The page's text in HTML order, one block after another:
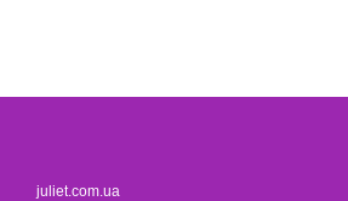
juliet.com.ua